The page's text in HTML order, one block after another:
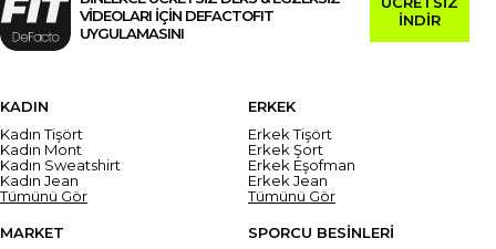
VİDEOLARI İÇİN DEFACTOFIT
UYGULAMASINI
İNDİR
KADIN
Kadın Tişört
Kadın Mont
Kadın Sweatshirt
Kadın Jean
Tümünü Gör
ERKEK
Erkek Tişört
Erkek Şort
Erkek Eşofman
Erkek Jean
Tümünü Gör
MARKET
SPORCU BESİNLERİ